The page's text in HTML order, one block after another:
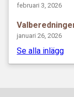
februari 3, 2026
januari 26, 2026
Se alla inlägg